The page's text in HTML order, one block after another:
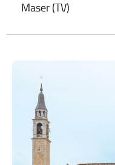
Maser (TV)